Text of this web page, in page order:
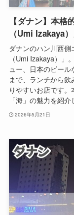
【ダナン】本
（Umi Izakaya
ダナンのハン川西
（Umi Izakaya）」
ュー、日本のビー
まで、ランチから
りやすいお店です
「海」の魅力を紹介
2026年5月21日